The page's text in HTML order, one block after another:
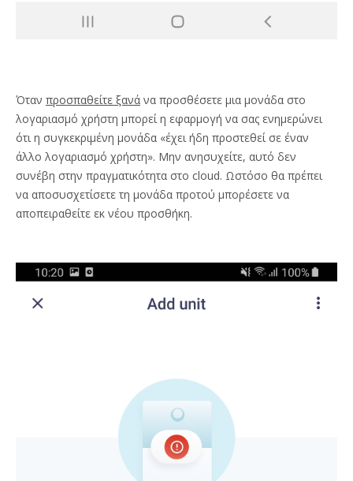
Όταν προσπαθείτε ξανά να προσθέσετε μια μονάδα στο
λογαριασμό χρήστη μπορεί η εφαρμογή να σας ενημερώνει
ότι η συγκεκριμένη μονάδα «έχει ήδη προστεθεί σε έναν
άλλο λογαριασμό χρήστη». Μην ανησυχείτε, αυτό δεν
συνέβη στην πραγματικότητα στο cloud. Ωστόσο θα πρέπει
να αποσυσχετίσετε τη μονάδα προτού μπορέσετε να
αποπειραθείτε εκ νέου προσθήκη.